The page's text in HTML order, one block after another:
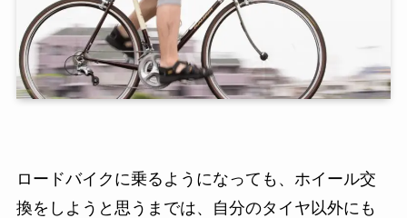
ロードバイクに乗るようになっても、ホイール交
換をしようと思うまでは、自分のタイヤ以外にも